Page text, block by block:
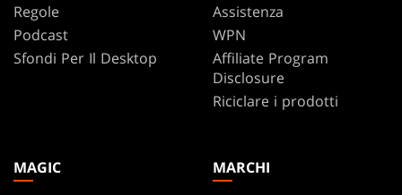
Regole
Podcast
Sfondi Per Il Desktop
Assistenza
WPN
Affiliate Program
Disclosure
Riciclare i prodotti
MAGIC
MARCHI